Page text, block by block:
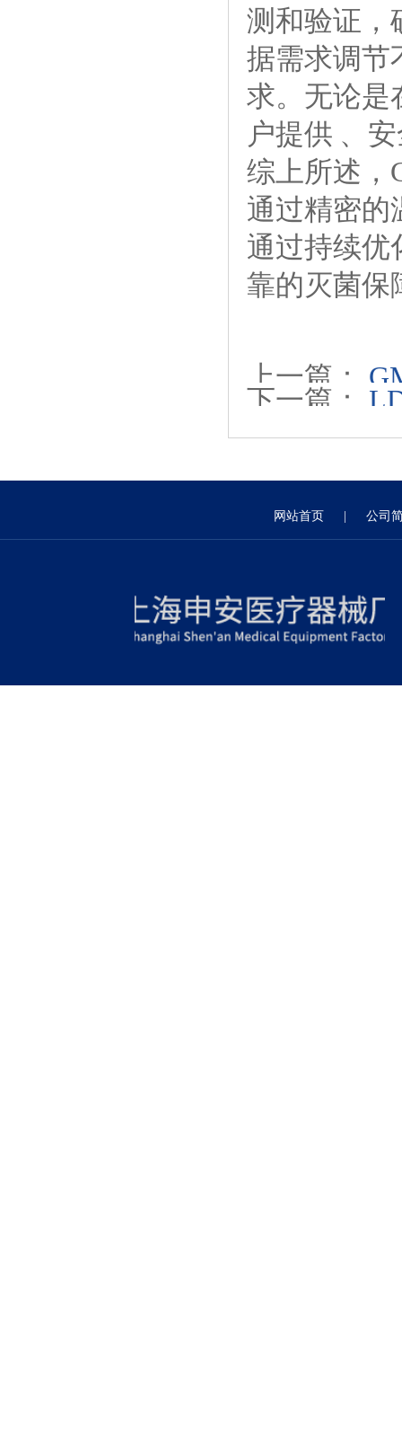
测和验证，
据需求调节
求。无论是
户提供 、
综上所述，
通过精密的
通过持续优
靠的灭菌保
上一篇：
下一篇：
网站首页 公司